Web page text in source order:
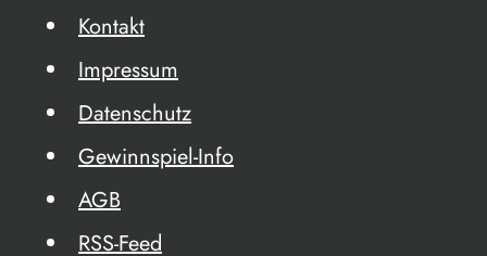
Kontakt
Impressum
Datenschutz
Gewinnspiel-Info
AGB
RSS-Feed